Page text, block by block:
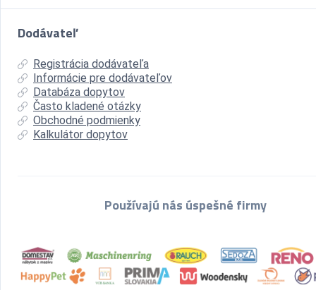
Dodávateľ
Registrácia dodávateľa
Informácie pre dodávateľov
Databáza dopytov
Často kladené otázky
Obchodné podmienky
Kalkulátor dopytov
Používajú nás úspešné firmy